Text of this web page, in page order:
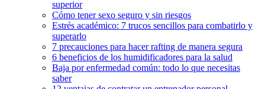
superior
Cómo tener sexo seguro y sin riesgos
Estrés académico: 7 trucos sencillos para combatirlo y
superarlo
7 precauciones para hacer rafting de manera segura
6 beneficios de los humidificadores para la salud
Baja por enfermedad común: todo lo que necesitas
saber